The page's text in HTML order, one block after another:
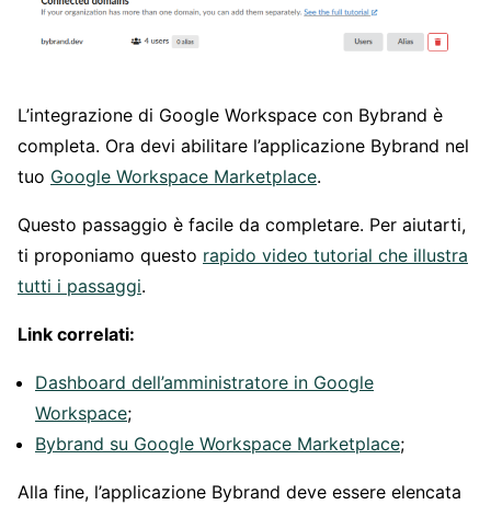
L’integrazione di Google Workspace con Bybrand è
completa. Ora devi abilitare l’applicazione Bybrand nel
tuo Google Workspace Marketplace.
Questo passaggio è facile da completare. Per aiutarti,
ti proponiamo questo rapido video tutorial che illustra
tutti i passaggi.
Link correlati:
Dashboard dell’amministratore in Google
Workspace;
Bybrand su Google Workspace Marketplace;
Alla fine, l’applicazione Bybrand deve essere elencata